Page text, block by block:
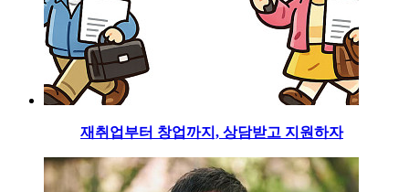
재취업부터 창업까지, 상담받고 지원하자